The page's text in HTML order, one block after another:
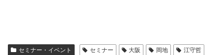
セミナー・イベント セミナー 大阪 岡地 江守哲